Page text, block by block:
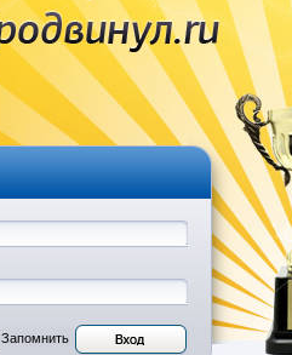
Запомнить